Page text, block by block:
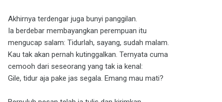
Akhirnya terdengar juga bunyi panggilan.
Ia berdebar membayangkan perempuan itu
mengucap salam: Tidurlah, sayang, sudah malam.
Kau tak akan pernah kutinggalkan. Ternyata cuma
cemooh dari seseorang yang tak ia kenal:
Gile, tidur aja pake jas segala. Emang mau mati?